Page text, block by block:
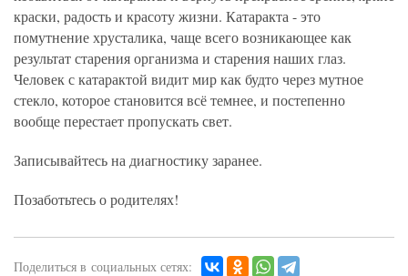
краски, радость и красоту жизни. Катаракта - это
помутнение хрусталика, чаще всего возникающее как
результат старения организма и старения наших глаз.
Человек с катарактой видит мир как будто через мутное
стекло, которое становится всё темнее, и постепенно
вообще перестает пропускать свет.
Записывайтесь на диагностику заранее.
Позаботьтесь о родителях!
Поделиться в социальных сетях: